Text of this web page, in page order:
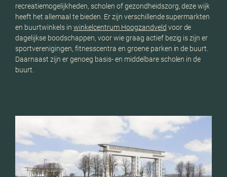
recreatiemogelijkheden, scholen of gezondheidszorg, deze wijk
heeft het allemaal te bieden. Er zijn verschillende supermarkten
en buurtwinkels in winkelcentrum Hoogzandveld voor de
dagelijkse boodschappen, voor wie graag actief bezig is zijn er
sportverenigingen, fitnesscentra en groene parken in de buurt.
Daarnaast zijn er genoeg basis- en middelbare scholen in de
buurt.